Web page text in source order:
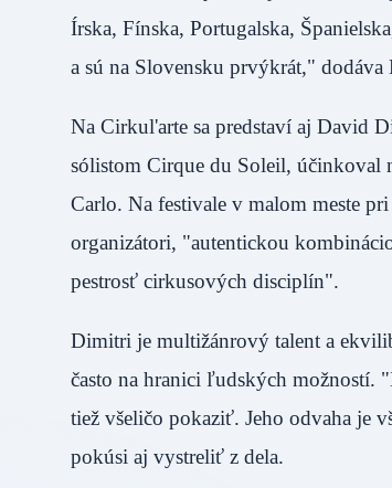
Írska, Fínska, Portugalska,
a sú na Slovensku prvýkrát,"
Na Cirkul'arte sa predstaví aj David
sólistom Cirque du Soleil, účinkoval
Carlo. Na festivale v malom meste
organizátori, "autentickou
pestrosť cirkusových disciplín".
Dimitri je multižánrový talent a
často na hranici ľudských možností.
tiež všeličo pokaziť. Jeho odvaha je
pokúsi aj vystreliť z dela.